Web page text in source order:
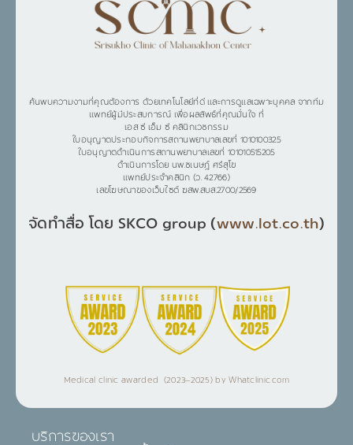
บริการของเรา
ค้นพบความงามที่คุณต้องการ ด้วยเทคโนโลยีที่ดี และการดูแลเฉพาะบุคคล จากทีม
แพทย์ผู้มีประสบการณ์ เพื่อผลลัพธ์ที่คุณมั่นใจ ที่
เอส ซี เอ็ม ซี คลินิกเวชกรรม
ใบอนุญาตประกอบกิจการสถานพยาบาลเลขที่ 1010100325
ใบอนุญาตดำเนินการสถานพยาบาลเลขที่ 101010515205
ดำเนินการโดย นพ.ชเนษฎ์ ศรีสุโข
แพทย์ประจำคลินิก (ว. 42766)
เลขโฆษณาของเว็บไซต์ ฆสพ.สบส.2700/2569
จัดทำสื่อ โดย SKCO group (www.lot.co.th)
Medical clinic awarded (2023–2025) by Whatclinic.com